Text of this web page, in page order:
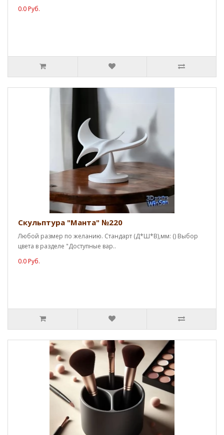
0.0 Руб.
Скульптура "Манта" №220
Любой размер по желанию. Стандарт (Д*Ш*В),мм: () Выбор
цвета в разделе "Доступные вар..
0.0 Руб.